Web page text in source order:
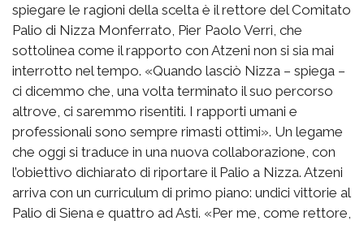
spiegare le ragioni della scelta è il rettore del Comitato
Palio di Nizza Monferrato, Pier Paolo Verri, che
sottolinea come il rapporto con Atzeni non si sia mai
interrotto nel tempo. «Quando lasciò Nizza – spiega –
ci dicemmo che, una volta terminato il suo percorso
altrove, ci saremmo risentiti. I rapporti umani e
professionali sono sempre rimasti ottimi». Un legame
che oggi si traduce in una nuova collaborazione, con
l’obiettivo dichiarato di riportare il Palio a Nizza. Atzeni
arriva con un curriculum di primo piano: undici vittorie al
Palio di Siena e quattro ad Asti. «Per me, come rettore,